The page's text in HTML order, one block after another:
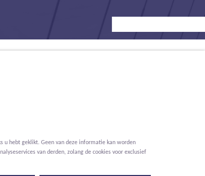
u hebt geklikt. Geen van deze informatie kan worden
van derden, zolang de cookies voor exclusief